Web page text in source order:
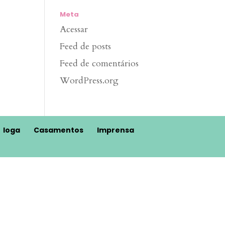
Meta
Acessar
Feed de posts
Feed de comentários
WordPress.org
Ioga Casamentos
Imprensa